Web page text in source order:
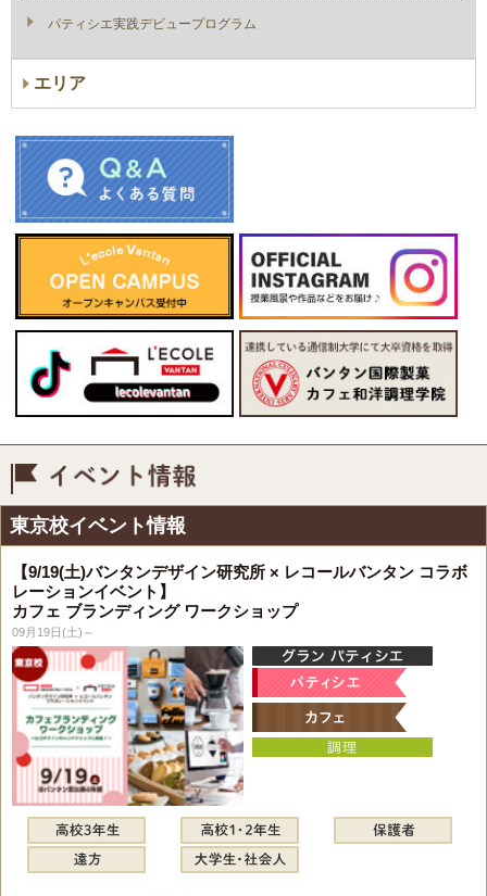
パティシエ実践デビュープログラム
エリア
東京校イベント情報
【9/19(土)バンタンデザイン研究所 × レコールバンタン コラボ
レーションイベント】
カフェ ブランディング ワークショップ
09月19日(土)～